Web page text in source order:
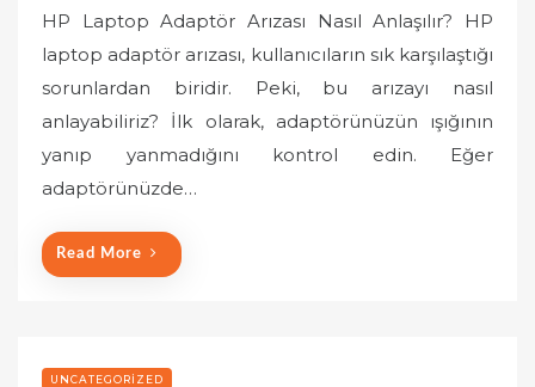
s
t
e
d
HP Laptop Adaptör Arızası Nasıl Anlaşılır? HP
laptop adaptör arızası, kullanıcıların sık karşılaştığı
sorunlardan biridir. Peki, bu arızayı nasıl
anlayabiliriz? İlk olarak, adaptörünüzün ışığının
yanıp yanmadığını kontrol edin. Eğer
adaptörünüzde…
Read More
UNCATEGORIZED